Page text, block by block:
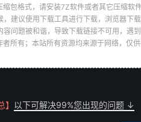
缩包格式，请安装7Z软件或者其它压缩软
，建议使用下载工具进行下载，浏览器下
容问题被和谐，导致下载链接不可用，遇
所有；本站所有资源均来源于网络，仅
以下可解决99%您出现的问题 ↓